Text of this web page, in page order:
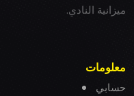
ميزانية النادي.
معلومات
حسابي